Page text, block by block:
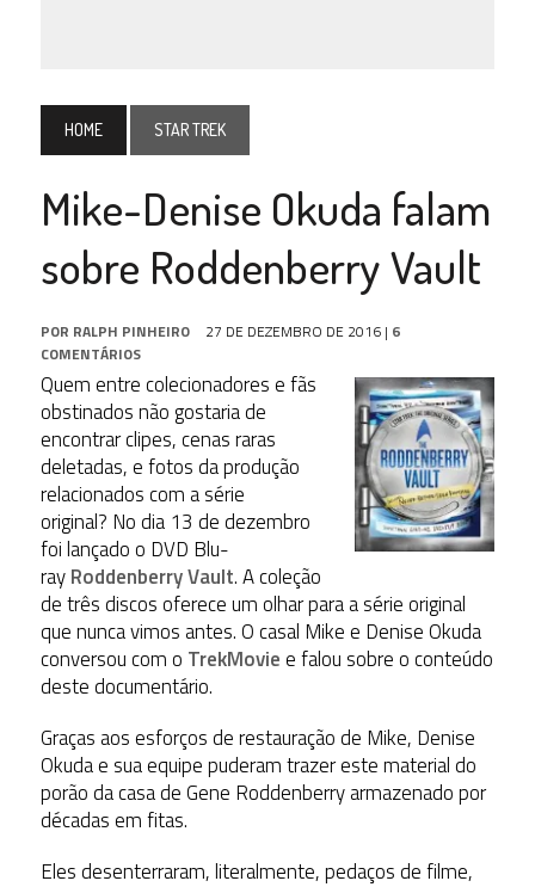
HOME STAR TREK
Mike-Denise Okuda falam
sobre Roddenberry Vault
POR RALPH PINHEIRO 27 DE DEZEMBRO DE 2016| 6
COMENTÁRIOS
Quem entre colecionadores e fãs
obstinados não gostaria de
encontrar clipes, cenas raras
deletadas, e fotos da produção
relacionados com a série
original? No dia 13 de dezembro
foi lançado o DVD Blu-
rayRoddenberry Vault. A coleção
de três discos oferece um olhar para a série original
que nunca vimos antes. O casal Mike e Denise Okuda
conversou com o TrekMoviee falou sobre o conteúdo
deste documentário.
Graças aos esforços de restauração de Mike, Denise
Okuda e sua equipe puderam trazer este material do
porão da casa de Gene Roddenberry armazenado por
décadas em fitas.
Eles desenterraram, literalmente, pedaços de filme,